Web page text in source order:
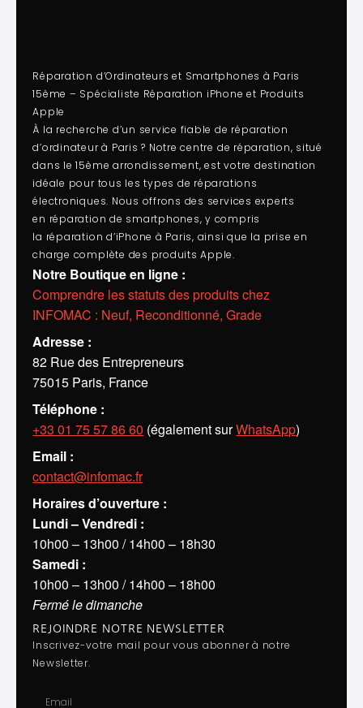
Réparation d’Ordinateurs et Smartphones à Paris
15ème – Spécialiste Réparation iPhone et Produits
Apple
À la recherche d’un service fiable de réparation
d’ordinateurà Paris ? Notre centre de réparation, situé
dans le 15ème arrondissement, est votre destination
idéale pour tous les types de réparations
électroniques. Nous offrons des services experts
en réparation de smartphones, y compris
la réparation d’iPhone à Paris, ainsi que la prise en
charge complète des produits Apple.
Notre Boutique en ligne :
Comprendre les statuts des produits chez
INFOMAC : Neuf, Reconditionné, Grade
Adresse :
82 Rue des Entrepreneurs
75015 Paris, France
Téléphone :
+33 01 75 57 86 60 (également surWhatsApp)
Email :
contact@infomac.fr
Horaires d’ouverture :
Lundi – Vendredi :
10h00 – 13h00 / 14h00 – 18h30
Samedi :
10h00 – 13h00 / 14h00 – 18h00
Fermé le dimanche
REJOINDRE NOTRE NEWSLETTER
Inscrivez-votre mail pour vous abonner à notre
Newsletter.
Assistant Infomac